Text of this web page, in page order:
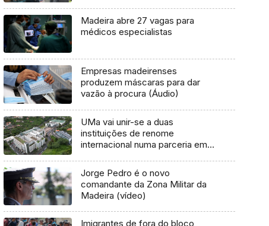
Madeira abre 27 vagas para
médicos especialistas
Empresas madeirenses
produzem máscaras para dar
vazão à procura (Áudio)
UMa vai unir-se a duas
instituições de renome
internacional numa parceria em
Jorge Pedro é o novo
comandante da Zona Militar da
Madeira (vídeo)
Imigrantes de fora do bloco